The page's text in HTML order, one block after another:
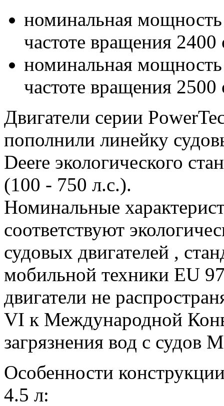
номинальная
частоте вращения
номинальная
частоте вращения
Двигатели серии
пополнили линейку
Deere экологического
(100 - 750 л.с.).
Номинальные
соответствуют
судовых двигателей ,
мобильной техники EU
двигатели не
VI к Международной
загрязнения вод с судов
Особенности
4.5 л: